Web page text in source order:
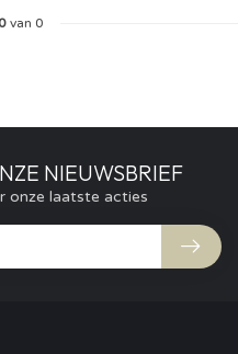
0van 0
NIEUWSBRIEF
onze laatste acties